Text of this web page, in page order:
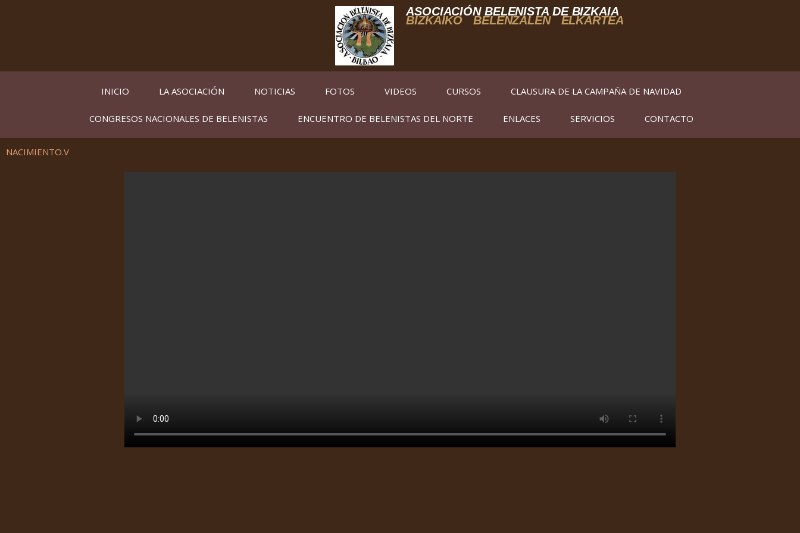
ASOCIACIÓN BELENISTA DE BIZKAIA
BIZKAIKO BELENZALEN ELKARTEA
INICIO LA ASOCIACIÓN NOTICIAS FOTOS VIDEOS CURSOS CLAUSURA DE LA CAMPAÑA DE NAVIDAD
CONGRESOS NACIONALES DE BELENISTAS ENCUENTRO DE BELENISTAS DEL NORTE ENLACES SERVICIOS CONTACTO
NACIMIENTO.V